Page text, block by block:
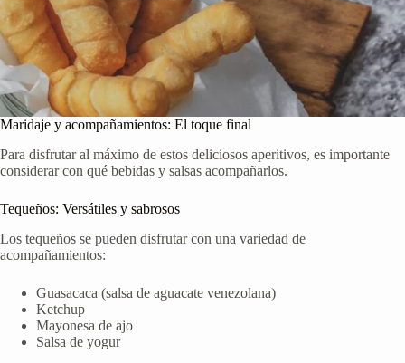
Maridaje y acompañamientos: El toque final
Para disfrutar al máximo de estos deliciosos aperitivos, es importante
considerar con qué bebidas y salsas acompañarlos.
Tequeños: Versátiles y sabrosos
Los tequeños se pueden disfrutar con una variedad de
acompañamientos:
Guasacaca (salsa de aguacate venezolana)
Ketchup
Mayonesa de ajo
Salsa de yogur